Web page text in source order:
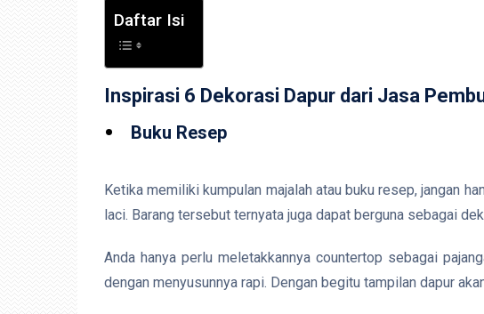
Daftar Isi
Inspirasi 6 Dekorasi Dapur dari Jasa
Buku Resep
Ketika memiliki kumpulan majalah atau buku resep, jangan
laci. Barang tersebut ternyata juga dapat berguna sebagai
Anda hanya perlu meletakkannya countertop sebagai
dengan menyusunnya rapi. Dengan begitu tampilan dapur